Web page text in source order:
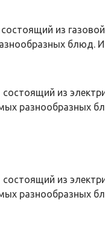
из
блюд.
из
разнообразных
из
разнообразных